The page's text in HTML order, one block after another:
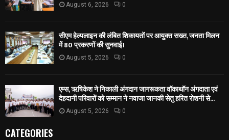
August 6, 2026 0
सीएम हेल्पलाइन की लंबित शिकायतों पर आयुक्त सख्त, जनता मिलन
में 80 प्रकरणों की सुनवाई।
August 5, 2026 0
एम्स, ऋषिकेश ने निकाली अंगदान जागरूकता वॉकाथॉन अंगदाता एवं
देहदानी परिवारों को सम्मान ने नवाजा जानकी सेतु हरित रोशनी से...
August 5, 2026 0
CATEGORIES